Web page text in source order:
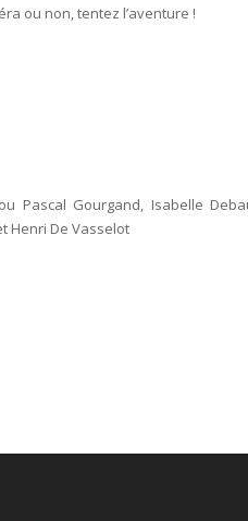
ou non, tentez l’aventure !
Pascal Gourgand, Isabelle
Henri De Vasselot